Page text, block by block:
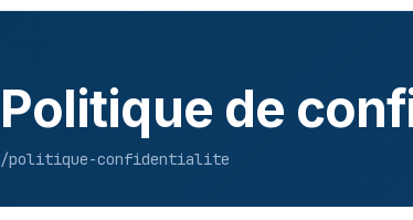
Politique de
/politique-confidentialite